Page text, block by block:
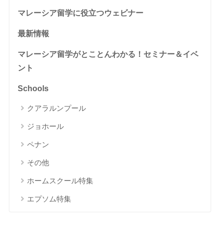
マレーシア留学に役立つウェビナー
最新情報
マレーシア留学がとことんわかる！セミナー＆イベ
ント
Schools
クアラルンプール
ジョホール
ペナン
その他
ホームスクール特集
エプソム特集